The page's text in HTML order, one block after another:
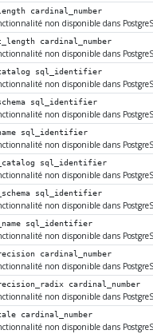
cardinal_number
non disponible dans
cardinal_number
non disponible dans
sql_identifier
non disponible dans
sql_identifier
non disponible dans
sql_identifier
non disponible dans
sql_identifier
non disponible dans
sql_identifier
non disponible dans
sql_identifier
non disponible dans
cardinal_number
non disponible dans
cardinal_number
non disponible dans
cardinal_number
non disponible dans